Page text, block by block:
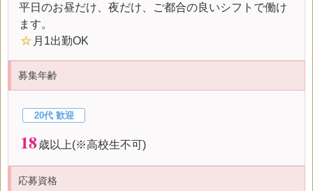
平日のお昼だけ、夜だけ、ご都合の良いシフトで働け
ます。
☆ 月1出勤OK
募集年齢
20代 歓迎
18歳以上(※高校生不可)
応募資格